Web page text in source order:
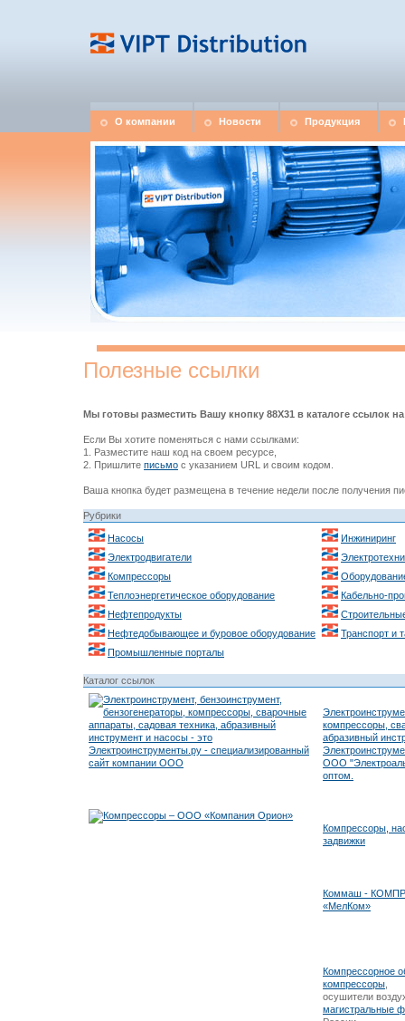
О компании Новости Продукция
Полезные ссылки
Мы готовы разместить Вашу кнопку 88Х31 в каталоге ссылок
Если Вы хотите поменяться с нами ссылками:
1. Разместите наш код на своем ресурсе,
2. Пришлите письмо с указанием URL и своим кодом.
Ваша кнопка будет размещена в течение недели после получения
Рубрики
Насосы
Электродвигатели
Компрессоры
Теплоэнергетическое оборудование
Нефтепродукты
Нефтедобывающее и буровое оборудование
Промышленные порталы
Инжиниринг
Кабельно-
Транспорт и
Каталог ссылок
компрессоры,
абразивный
ООО
оптом.
Компрессоры,
задвижки
Коммаш -
«МелКом»
Компрессорное
компрессоры
осушители
магистральные